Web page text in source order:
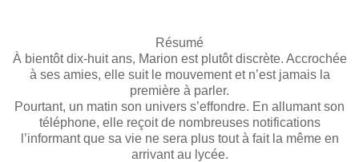
Résumé
À bientôt dix-huit ans, Marion est plutôt discrète. Accrochée
à ses amies, elle suit le mouvement et n’est jamais la
première à parler.
Pourtant, un matin son univers s’effondre. En allumant son
téléphone, elle reçoit de nombreuses notifications
l’informant que sa vie ne sera plus tout à fait la même en
arrivant au lycée.